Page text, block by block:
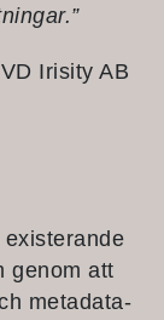
Irisity AB
genom att
metadata-